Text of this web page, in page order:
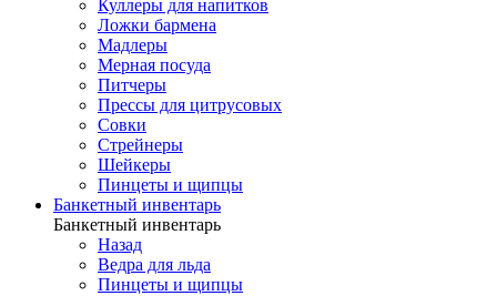
Куллеры для напитков
Ложки бармена
Мадлеры
Мерная посуда
Питчеры
Прессы для цитрусовых
Совки
Стрейнеры
Шейкеры
Пинцеты и щипцы
Банкетный инвентарь
Банкетный инвентарь
Назад
Ведра для льда
Пинцеты и щипцы